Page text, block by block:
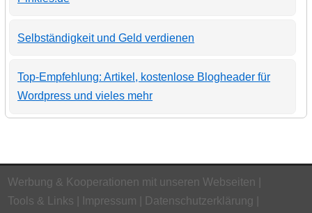
Selbständigkeit und Geld verdienen
Top-Empfehlung: Artikel, kostenlose Blogheader für
Wordpress und vieles mehr
Werbung & Kooperationen mit unseren Webseiten
Tools & Links
Impressum Datenschutzerklärung